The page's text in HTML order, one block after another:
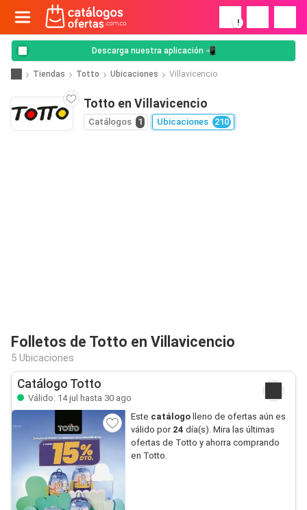
!
Descarga nuestra aplicación 📲
Tiendas Totto Ubicaciones Villavicencio
Totto en Villavicencio
Catálogos 1 Ubicaciones 210
Folletos de Totto en Villavicencio
5 Ubicaciones
Catálogo Totto
Válido: 14 jul hasta 30 ago
Este catálogolleno de ofertas aún es
válido por 24 día(s). Mira las últimas
ofertas de Totto y ahorra comprando
en Totto.